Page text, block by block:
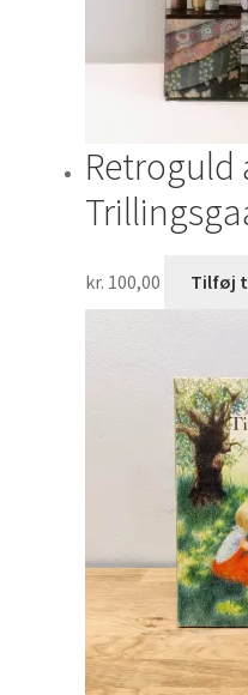
Retroguld
kr. 100,00 Tilføj